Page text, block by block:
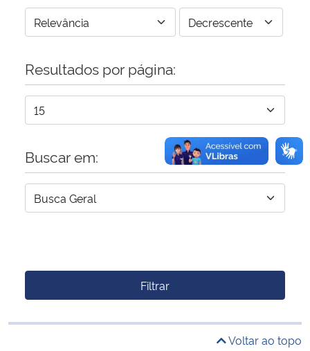
Advocacia-Geral da União
Banco Central do Brasil
Resultados por página:
Buscar em:
Filtrar
Voltar ao topo